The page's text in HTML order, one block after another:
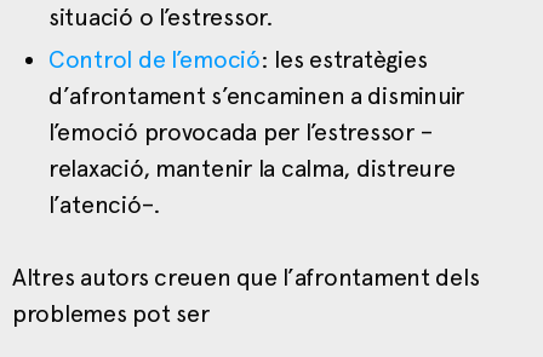
situació o l’estressor.
Control de l’emoció: les estratègies
d’afrontament s’encaminen a disminuir
l’emoció provocada per l’estressor –
relaxació, mantenir la calma, distreure
l’atenció–.
Altres autors creuen que l’afrontament dels
problemes pot ser